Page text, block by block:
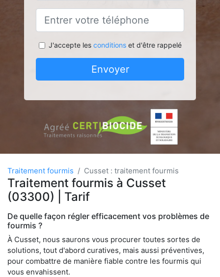
J'accepte les conditionset d'être rappelé
Envoyer
Traitement fourmis Cusset : traitement fourmis
Traitement fourmis à Cusset
(03300) | Tarif
De quelle façon régler efficacement vos problèmes de
fourmis ?
À Cusset, nous saurons vous procurer toutes sortes de
solutions, tout d'abord curatives, mais aussi préventives,
pour combattre de manière fiable contre les fourmis qui
vous envahissent.